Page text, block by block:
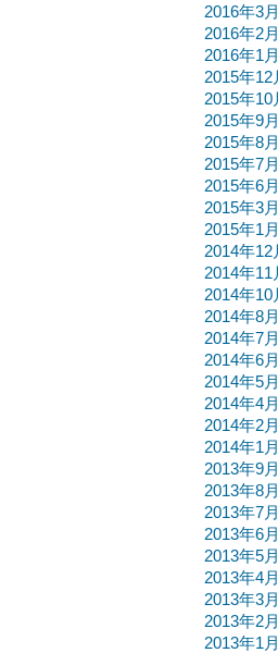
2016年3月
2016年2月
2016年1月
2015年12
2015年10
2015年9月
2015年8月
2015年7月
2015年6月
2015年3月
2015年1月
2014年12
2014年11
2014年10
2014年8月
2014年7月
2014年6月
2014年5月
2014年4月
2014年2月
2014年1月
2013年9月
2013年8月
2013年7月
2013年6月
2013年5月
2013年4月
2013年3月
2013年2月
2013年1月